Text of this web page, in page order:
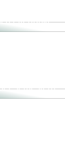
eftertanke
semestern